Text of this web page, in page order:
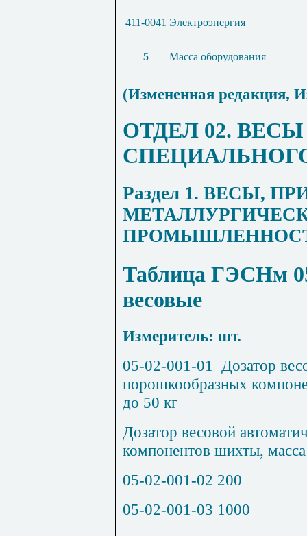
411-0041 Электроэнергия
5 Масса оборудования
(Измененная редакция,
ОТДЕЛ 02.
Раздел 1. ВЕСЫ,
Таблица ГЭСНм
весовые
Измеритель: шт.
05-02-001-01 Дозатор
порошкообразных
до 50 кг
Дозатор весовой
компонентов шихты,
05-02-001-02 200
05-02-001-03 1000